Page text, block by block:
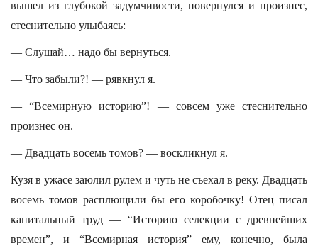
вышел из глубокой задумчивости, повернулся и произнес,
стеснительно улыбаясь:
— Слушай… надо бы вернуться.
— Что забыли?! — рявкнул я.
— “Всемирную историю”! — совсем уже стеснительно
произнес он.
— Двадцать восемь томов? — воскликнул я.
Кузя в ужасе заюлил рулем и чуть не съехал в реку. Двадцать
восемь томов расплющили бы его коробочку! Отец писал
капитальный труд — “Историю селекции с древнейших
времен”, и “Всемирная история” ему, конечно, была